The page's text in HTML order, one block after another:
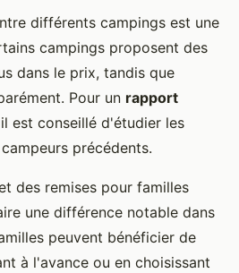
différents campings est une
campings proposent des
dans le prix, tandis que
Pour un rapport
est conseillé d'étudier les
précédents.
des remises pour familles
une différence notable dans
peuvent bénéficier de
à l'avance ou en choisissant